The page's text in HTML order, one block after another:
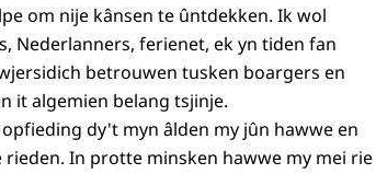
om nije kânsen te ûntdekken. Ik wol
Nederlanners, ferienet, ek yn tiden fan
betrouwen tusken boargers en
it algemien belang tsjinje.
dy't myn âlden my jûn hawwe en
In protte minsken hawwe my mei rie